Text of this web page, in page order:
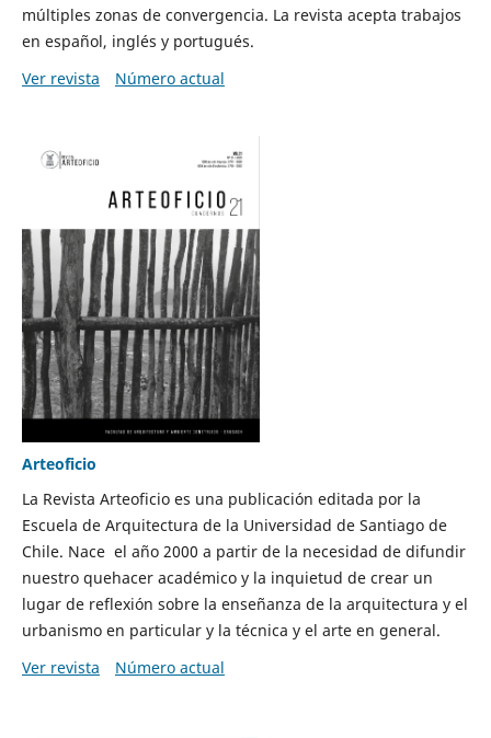
múltiples zonas de convergencia. La revista acepta trabajos
en español, inglés y portugués.
Ver revista
Número actual
Arteoficio
La Revista Arteoficio es una publicación editada por la
Escuela de Arquitectura de la Universidad de Santiago de
Chile. Nace el año 2000 a partir de la necesidad de difundir
nuestro quehacer académico y la inquietud de crear un
lugar de reflexión sobre la enseñanza de la arquitectura y el
urbanismo en particular y la técnica y el arte en general.
Ver revista
Número actual